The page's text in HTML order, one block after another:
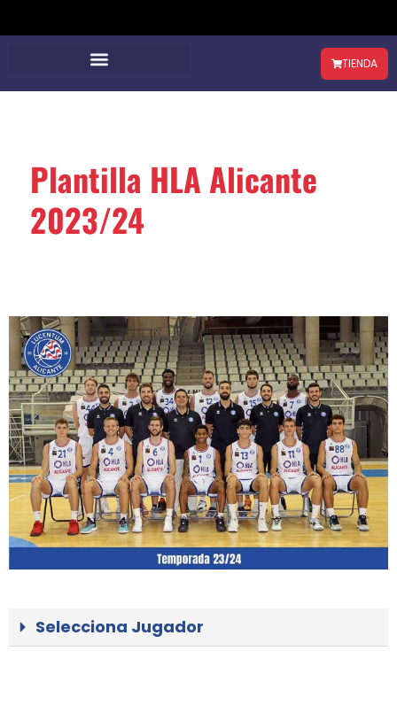
TIENDA
Plantilla HLA Alicante
2023/24
Selecciona Jugador